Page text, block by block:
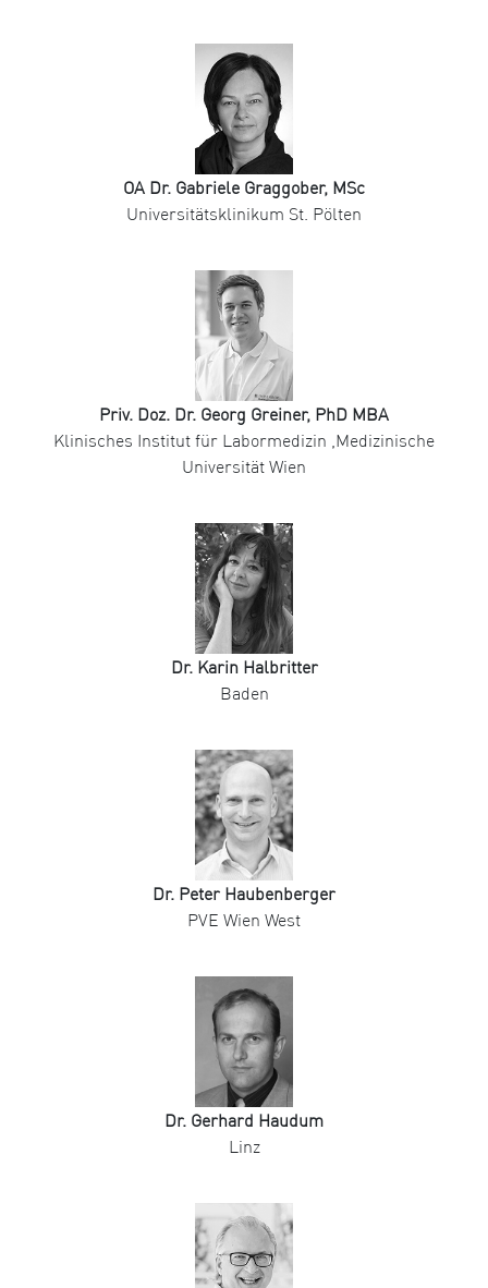
OA Dr. Gabriele Graggober, MSc
Universitätsklinikum St. Pölten
Priv. Doz. Dr. Georg Greiner, PhD MBA
Klinisches Institut für Labormedizin ,Medizinische
Universität Wien
Dr. Karin Halbritter
Baden
Dr. Peter Haubenberger
PVE Wien West
Dr. Gerhard Haudum
Linz